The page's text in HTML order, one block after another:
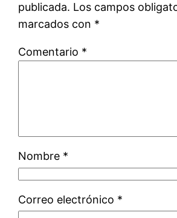
publicada. Los campos
marcados con *
Comentario *
Nombre *
Correo electrónico *